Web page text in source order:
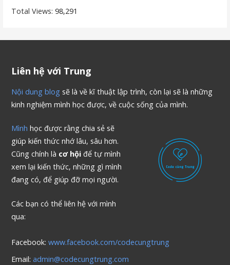
Total Views:98,291
Liên hệ với Trung
Nội dung blog sẽ là về kĩ thuật lập trình, còn lại sẽ là những
kinh nghiệm mình học được, về cuộc sống của mình.
Mình học được rằng chia sẻ sẽ
giúp kiến thức nhớ lâu, sâu hơn.
Cũng chính là cơ hội để tự mình
xem lại kiến thức, những gì mình
đang có, để giúp đỡ mọi người.
Các bạn có thể liên hệ với mình
qua:
Facebook:www.facebook.com/codecungtrung
Email:admin@codecungtrung.com